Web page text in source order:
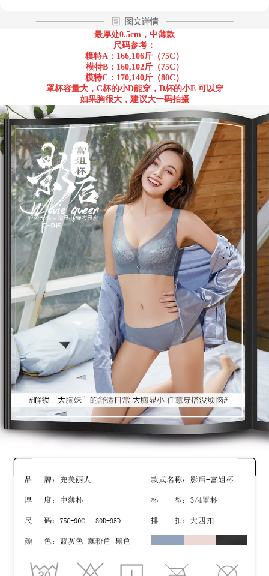
最厚处0.5cm，中薄款
尺码参考：
模特A：166,106斤（75C）
模特B：160,102斤（75C）
模特C：170,140斤（80C）
罩杯容量大，C杯的小D能穿，D杯的小E 可以穿
如果胸很大，建议大一码拍摄